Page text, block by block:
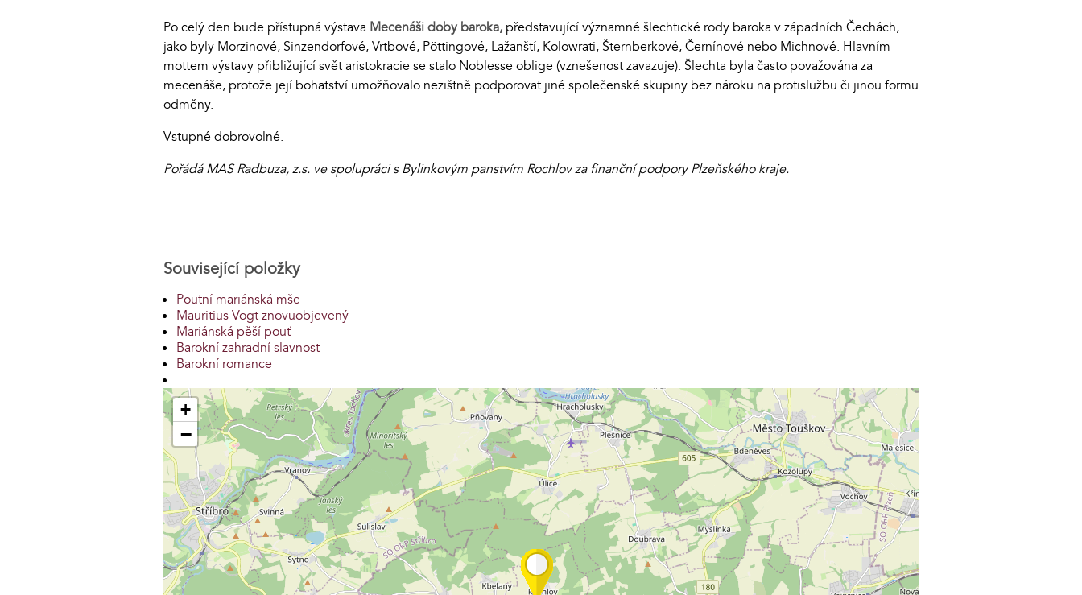
Po celý den bude přístupná výstava Mecenáši doby baroka, představující významné šlechtické rody baroka v západních Čechách,
jako byly Morzinové, Sinzendorfové, Vrtbové, Pöttingové, Lažanští, Kolowrati, Šternberkové, Černínové nebo Michnové. Hlavním
mottem výstavy přibližující svět aristokracie se stalo Noblesse oblige (vznešenost zavazuje). Šlechta byla často považována za
mecenáše, protože její bohatství umožňovalo nezištně podporovat jiné společenské skupiny bez nároku na protislužbu či jinou formu
odměny.
Vstupné dobrovolné.
Pořádá MAS Radbuza, z.s. ve spolupráci s Bylinkovým panstvím Rochlov za finanční podpory Plzeňského kraje.
Související položky
Poutní mariánská mše
Mauritius Vogt znovuobjevený
Mariánská pěší pouť
Barokní zahradní slavnost
Barokní romance
+
−